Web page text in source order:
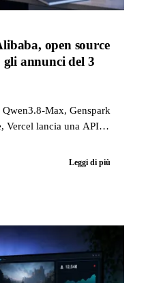
open source
annunci del 3
Max, Genspark
Vercel lancia una API
numerosi
Leggi di più